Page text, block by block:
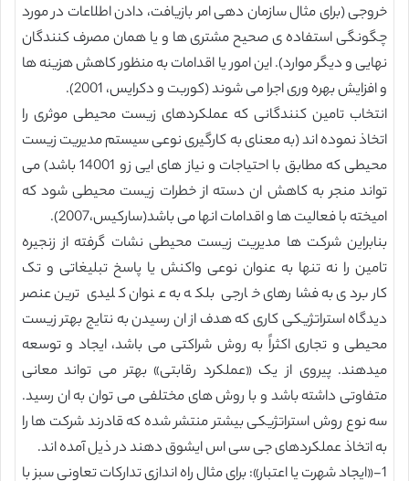
خروجی (برای مثال سازمان دهی امر بازیافت، دادن اطلاعات در مورد
چگونگی استفاده ی صحیح مشتری ها و یا همان مصرف کنندگان
نهایی و دیگر موارد). این امور یا اقدامات به منظور کاهش هزینه ها
و افزایش بهره وری اجرا می شوند (کوربت و دکرایس، 2001).
انتخاب تامین کنندگانی که عملکردهای زیست محیطی موثری را
اتخاذ نموده اند (به معنای به کارگیری نوعی سیستم مدیریت زیست
محیطی که مطابق با احتیاجات و نیاز های ایی زو 14001 باشد) می
تواند منجر به کاهش ان دسته از خطرات زیست محیطی شود که
امیخته با فعالیت ها و اقدامات انها می باشد(سارکیس،2007).
بنابراین شرکت ها مدیریت زیست محیطی نشات گرفته از زنجیره
تامین را نه تنها به عنوان نوعی واکنش یا پاسخ تبلیغاتی و تک
کاربردی به فشارهای خارجی بلکه به عنوان کلیدی ترین عنصر
دیدگاه استراتژیکی کاری که هدف از ان رسیدن به نتایج بهتر زیست
محیطی و تجاری اکثراً به روش شراکتی می باشد، ایجاد و توسعه
میدهند. پیروی از یک «عملکرد رقابتی» بهتر می تواند معانی
متفاوتی داشته باشد و با روش های مختلفی می توان به ان رسید.
سه نوع روش استراتژیکی بیشتر منتشر شده که قادرند شرکت ها را
به اتخاذ عملکردهای جی سی اس ایشوق دهند در ذیل آمده اند.
1-«ایجاد شهرت یا اعتبار»: برای مثال راه اندازی تدارکات تعاونی سبز با